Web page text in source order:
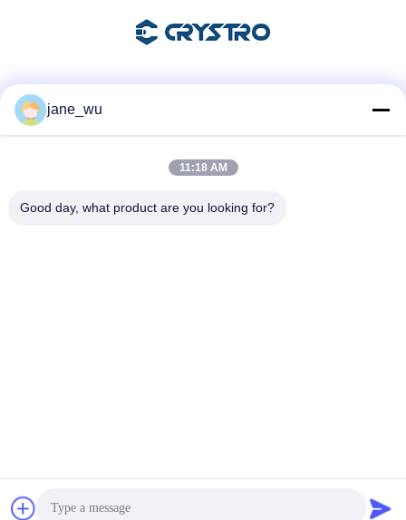
Доставщик. 2018-2026 ANHUI CRYSTRO CRYSTAL MATERIALS
Co., Ltd. Все. Все права защищены.
jane_wu
11:18 AM
Good day, what product are you looking for?